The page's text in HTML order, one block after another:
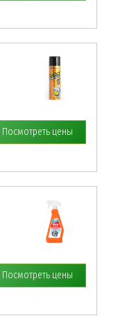
Посмотреть цены
Посмотреть цены